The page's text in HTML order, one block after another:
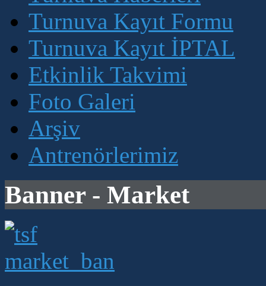
Turnuva Kayıt Formu
Turnuva Kayıt İPTAL
Etkinlik Takvimi
Foto Galeri
Arşiv
Antrenörlerimiz
Banner - Market